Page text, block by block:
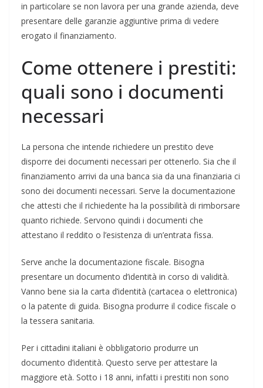
in particolare se non lavora per una grande azienda, deve
presentare delle garanzie aggiuntive prima di vedere
erogato il finanziamento.
Come ottenere i prestiti:
quali sono i documenti
necessari
La persona che intende richiedere un prestito deve
disporre dei documenti necessari per ottenerlo. Sia che il
finanziamento arrivi da una banca sia da una finanziaria ci
sono dei documenti necessari. Serve la documentazione
che attesti che il richiedente ha la possibilità di rimborsare
quanto richiede. Servono quindi i documenti che
attestano il reddito o l’esistenza di un’entrata fissa.
Serve anche la documentazione fiscale. Bisogna
presentare un documento d’identità in corso di validità.
Vanno bene sia la carta d’identità (cartacea o elettronica)
o la patente di guida. Bisogna produrre il codice fiscale o
la tessera sanitaria.
Per i cittadini italiani è obbligatorio produrre un
documento d’identità. Questo serve per attestare la
maggiore età. Sotto i 18 anni, infatti i prestiti non sono